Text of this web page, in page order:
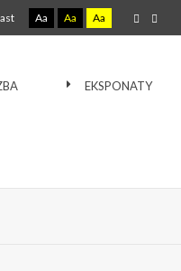
Aa Aa Aa
EKSPONATY